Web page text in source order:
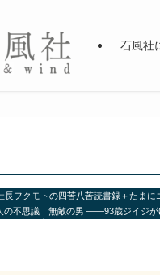
石風社
長フクモトの四苦八苦読書録＋たまに
の不思議
無敵の男 ――93歳ジイジ